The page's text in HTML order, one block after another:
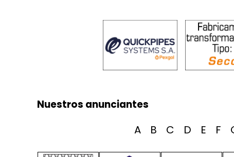
Nuestros anunciantes
A B C D E F